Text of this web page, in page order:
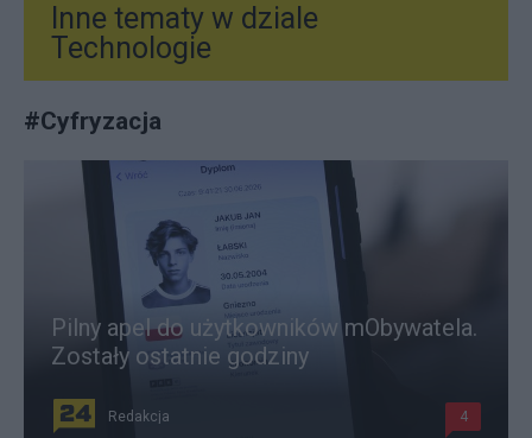
Inne tematy w dziale
Technologie
#Cyfryzacja
Pilny apel do użytkowników mObywatela.
Zostały ostatnie godziny
Redakcja 4